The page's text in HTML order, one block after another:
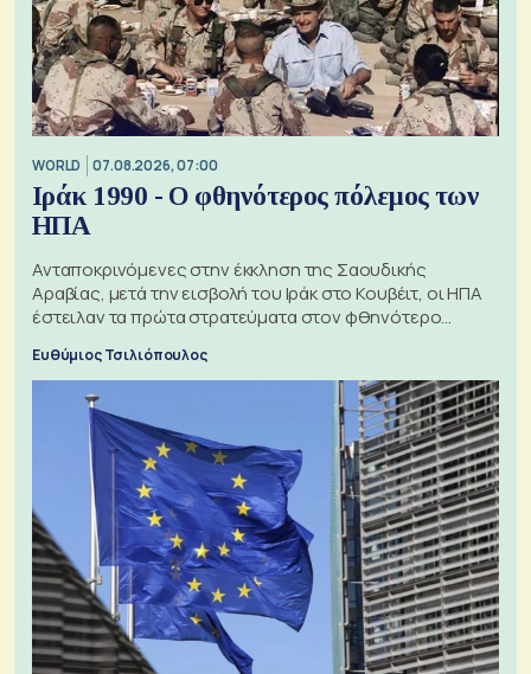
WORLD 07.08.2026, 07:00
Ιράκ 1990 - Ο φθηνότερος πόλεμος των
ΗΠΑ
Ανταποκρινόμενες στην έκκληση της Σαουδικής
Αραβίας, μετά την εισβολή του Ιράκ στο Κουβέιτ, οι ΗΠΑ
έστειλαν τα πρώτα στρατεύματα στον φθηνότερο
πόλεμο της ιστορίας τους
Ευθύμιος Τσιλιόπουλος